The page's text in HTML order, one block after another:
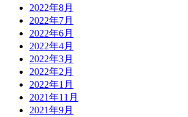
2022年8月
2022年7月
2022年6月
2022年4月
2022年3月
2022年2月
2022年1月
2021年11月
2021年9月